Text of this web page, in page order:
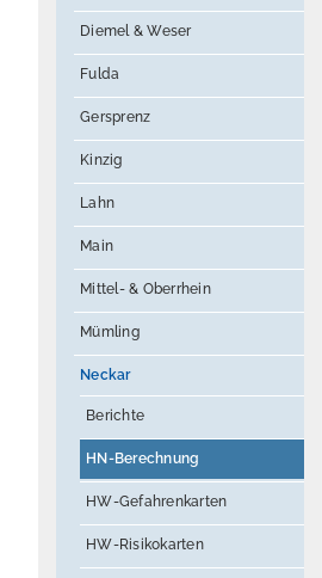
Diemel & Weser
Fulda
Gersprenz
Kinzig
Lahn
Main
Mittel- & Oberrhein
Mümling
Neckar
Berichte
HN-Berechnung
HW-Gefahrenkarten
HW-Risikokarten